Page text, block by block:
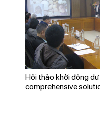
Hội thảo khởi động
comprehensive